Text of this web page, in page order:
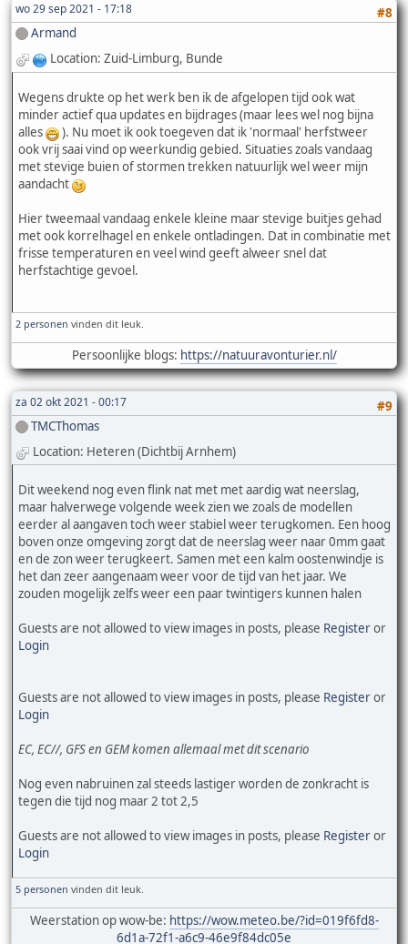
wo 29 sep 2021 - 17:18
#8
Armand
Location: Zuid-Limburg, Bunde
Wegens drukte op het werk ben ik de afgelopen tijd ook wat
minder actief qua updates en bijdrages (maar lees wel nog bijna
alles
). Nu moet ik ook toegeven dat ik 'normaal' herfstweer
ook vrij saai vind op weerkundig gebied. Situaties zoals vandaag
met stevige buien of stormen trekken natuurlijk wel weer mijn
aandacht
Hier tweemaal vandaag enkele kleine maar stevige buitjes gehad
met ook korrelhagel en enkele ontladingen. Dat in combinatie met
frisse temperaturen en veel wind geeft alweer snel dat
herfstachtige gevoel.
2 personen vinden dit leuk.
Persoonlijke blogs: https://natuuravonturier.nl/
za 02 okt 2021 - 00:17
#9
TMCThomas
Location: Heteren (Dichtbij Arnhem)
Dit weekend nog even flink nat met met aardig wat neerslag,
maar halverwege volgende week zien we zoals de modellen
eerder al aangaven toch weer stabiel weer terugkomen. Een hoog
boven onze omgeving zorgt dat de neerslag weer naar 0mm gaat
en de zon weer terugkeert. Samen met een kalm oostenwindje is
het dan zeer aangenaam weer voor de tijd van het jaar. We
zouden mogelijk zelfs weer een paar twintigers kunnen halen
Guests are not allowed to view images in posts, please Registeror
Login
Guests are not allowed to view images in posts, please Registeror
Login
EC, EC//, GFS en GEM komen allemaal met dit scenario
Nog even nabruinen zal steeds lastiger worden de zonkracht is
tegen die tijd nog maar 2 tot 2,5
Guests are not allowed to view images in posts, please Registeror
Login
5 personen vinden dit leuk.
Weerstation op wow-be: https://wow.meteo.be/?id=019f6fd8-
6d1a-72f1-a6c9-46e9f84dc05e